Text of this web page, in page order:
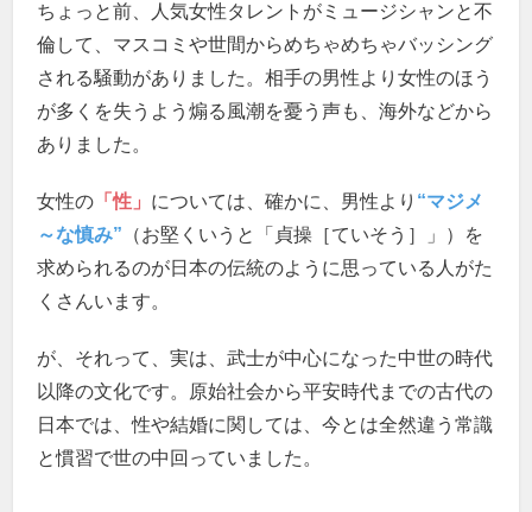
ちょっと前、人気女性タレントがミュージシャンと不
倫して、マスコミや世間からめちゃめちゃバッシング
される騒動がありました。相手の男性より女性のほう
が多くを失うよう煽る風潮を憂う声も、海外などから
ありました。
女性の 「性」 については、確かに、男性より “マジメ
～な慎み” （お堅くいうと「貞操［ていそう］」）を
求められるのが日本の伝統のように思っている人がた
くさんいます。
が、それって、実は、武士が中心になった中世の時代
以降の文化です。原始社会から平安時代までの古代の
日本では、性や結婚に関しては、今とは全然違う常識
と慣習で世の中回っていました。